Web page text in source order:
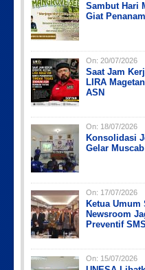
Sambut Hari
Giat
On: 20/07/2026
Saat Jam
LIRA
ASN
On: 18/07/2026
Konsolidasi
Gelar
On: 17/07/2026
Ketua Umum
Newsroom
Preventif
On: 15/07/2026